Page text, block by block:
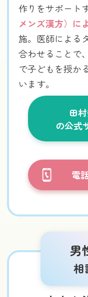
作りをサポート
メンズ漢方）に
施。医師による
合わせることで
で子どもを授か
います。
田
の公式
電
男
相